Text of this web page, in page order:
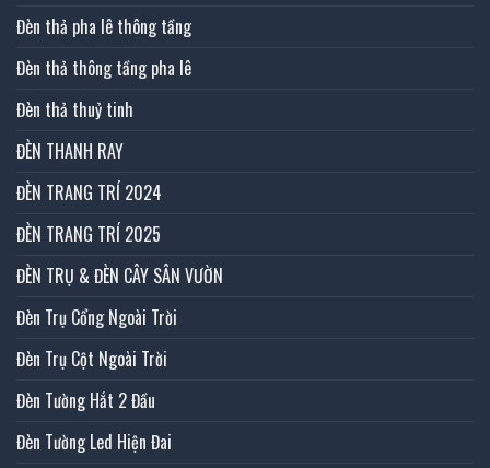
Đèn thả pha lê thông tầng
Đèn thả thông tầng pha lê
Đèn thả thuỷ tinh
ĐÈN THANH RAY
ĐÈN TRANG TRÍ 2024
ĐÈN TRANG TRÍ 2025
ĐÈN TRỤ & ĐÈN CÂY SÂN VƯỜN
Đèn Trụ Cổng Ngoài Trời
Đèn Trụ Cột Ngoài Trời
Đèn Tường Hắt 2 Đầu
Đèn Tường Led Hiện Đai